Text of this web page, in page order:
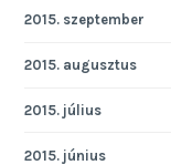
2015. szeptember
2015. augusztus
2015. július
2015. június